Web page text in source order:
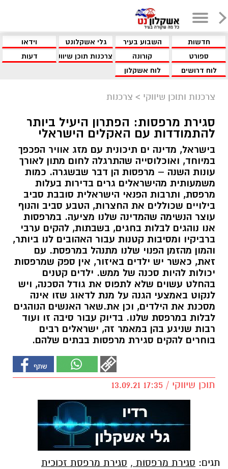
חדשות השבוע בעיר גלי אשקלונט
וידאו
ספורט
קורונה צרכנות תוכן שיווקי
דעות
לוח דרושים
לוח אשקלון
צרכנות ותוכן שיווקי > צרכנות
סגירת מרפסות: הפתרון היעיל ביותר
להתמודדות עם האקלים הישראלי
בישראל, מדינה ים תיכונית עם מזג אוויר הפכפך
במיוחד, ואוכלוסייה שהתרגלה לחום מתון לאורך
עונות השנה – מרפסות הן דבר שבשגרה. כמות
משמעותית מהישראלים גרים בדירות בעלות
מרפסת, ותרבות הפנאי הישראלית סובבת סביב
בילויים שכוללים את החצרות, הטבע סביב והנוף
עוצר הנשימה שהמדינה שלנו מציעה. במרפסות
אנו נוהגים לבלות בחגים, בשבתות, להקים ערבי
ברביקיו ומסיבות קטנות עבור האהובים לנו ביותר,
והמון מהזמן הפנוי שלנו מתנהל במרפסת. עם
זאת, כאשר יש ילדים באיזור, אין ספק שמרפסות
יכולות להיות סכנה של ממש. ילדים קטנים
בהחלט עשוים שלא לתפוס את גודל הסכנה, ויש
לנקוט באמצעי הגנה על מנת לדאוג שזו אינה
מסכנת את הילדים, וכן את.שאר האנשים הנוהגים
לבלות במרפסת שלנו. בדיוק עבור סיבה זו ועוד
רבות שניגע בהן במאמר זה, ישראלים רבים
בוחרים להקים סגירת מרפסות בבתים שלהם.
תוכן שיווקי / 17:35 13.09.21
תגים: סגירת מרפסות , סגירת מרפסת זכוכית